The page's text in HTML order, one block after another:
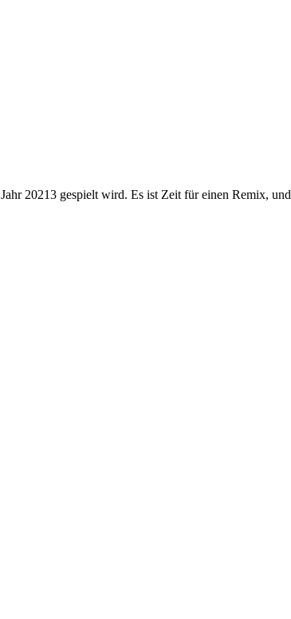
20213 gespielt wird. Es ist Zeit für einen Remix,